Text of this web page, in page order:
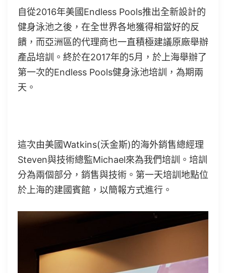
自從2016年美國Endless Pools推出全新設計的
健身泳池之後，在全世界各地獲得相當好的反
饋，而亞洲區的代理商也一直積極建議原廠舉辦
產品培訓。終於在2017年的5月，於上海舉辦了
第一次的Endless Pools健身泳池培訓，為期兩
天。
這次由美國Watkins(沃金斯)的海外銷售總經理
Steven與技術總監Michael來為我們培訓。培訓
分為兩個部分，銷售與技術。第一天培訓地點位
於上海的建國賓館，以簡報方式進行。